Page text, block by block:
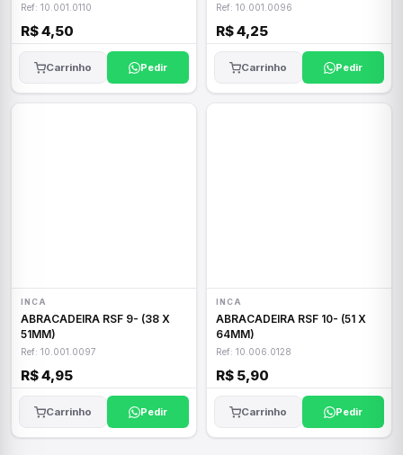
Ref: 10.001.0110
R$ 4,50
Carrinho Pedir
Ref: 10.001.0096
R$ 4,25
Carrinho Pedir
INCA
ABRACADEIRA RSF 9- (38 X
51MM)
Ref: 10.001.0097
R$ 4,95
Carrinho Pedir
INCA
ABRACADEIRA RSF 10- (51 X
64MM)
Ref: 10.006.0128
R$ 5,90
Carrinho Pedir